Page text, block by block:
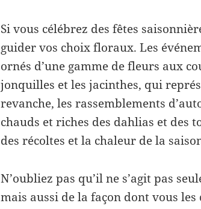
Si vous célébrez des fêtes
guider vos choix floraux. Les
ornés d’une gamme de fleurs aux
jonquilles et les jacinthes, qui
revanche, les rassemblements
chauds et riches des dahlias et des
des récoltes et la chaleur de la
N’oubliez pas qu’il ne s’agit pas
mais aussi de la façon dont vous